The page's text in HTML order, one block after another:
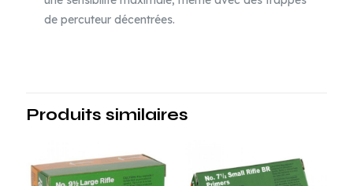
de percuteur décentrées.
Produits similaires